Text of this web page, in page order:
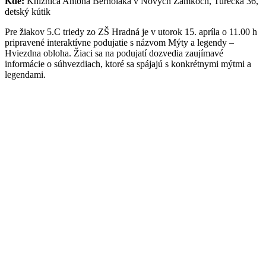
detský kútik
Pre žiakov 5.C triedy zo ZŠ Hradná je v utorok 15. apríla o 11.00 h
pripravené interaktívne podujatie s názvom Mýty a legendy –
Hviezdna obloha. Žiaci sa na podujatí dozvedia zaujímavé
informácie o súhvezdiach, ktoré sa spájajú s konkrétnymi mýtmi a
legendami.